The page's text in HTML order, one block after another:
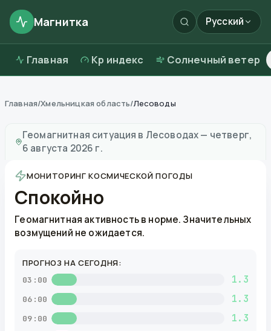
Магнитка Русский
Главная Kp индекс Солнечный ветер
Главная/Хмельницкая область/Лесоводы
Геомагнитная ситуация в Лесоводах— четверг,
6 августа 2026 г.
МОНИТОРИНГ КОСМИЧЕСКОЙ ПОГОДЫ
Спокойно
Геомагнитная активность в норме. Значительных
возмущений не ожидается.
ПРОГНОЗ НА СЕГОДНЯ:
03:00 1.3
06:00 1.3
09:00 1.3